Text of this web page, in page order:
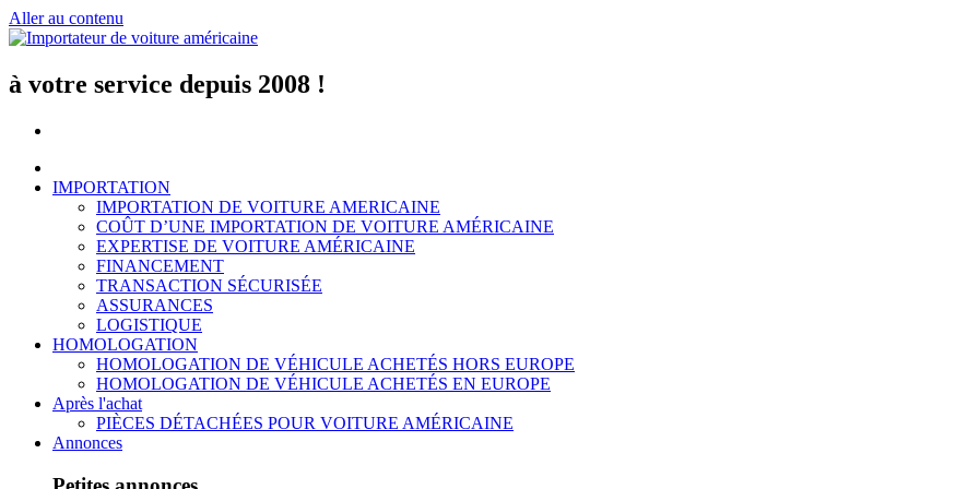
Aller au contenu
à votre service depuis 2008 !
IMPORTATION
IMPORTATION DE VOITURE AMERICAINE
COÛT D’UNE IMPORTATION DE VOITURE AMÉRICAINE
EXPERTISE DE VOITURE AMÉRICAINE
FINANCEMENT
TRANSACTION SÉCURISÉE
ASSURANCES
LOGISTIQUE
HOMOLOGATION
HOMOLOGATION DE VÉHICULE ACHETÉS HORS EUROPE
HOMOLOGATION DE VÉHICULE ACHETÉS EN EUROPE
Après l'achat
PIÈCES DÉTACHÉES POUR VOITURE AMÉRICAINE
Annonces